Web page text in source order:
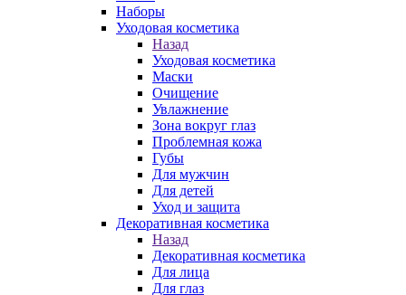
Наборы
Уходовая косметика
Назад
Уходовая косметика
Маски
Очищение
Увлажнение
Зона вокруг глаз
Проблемная кожа
Губы
Для мужчин
Для детей
Уход и защита
Декоративная косметика
Назад
Декоративная косметика
Для лица
Для глаз